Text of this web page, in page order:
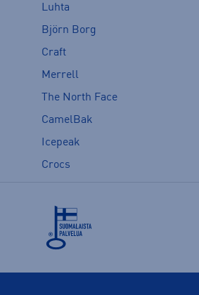
Luhta
Björn Borg
Craft
Merrell
The North Face
CamelBak
Icepeak
Crocs